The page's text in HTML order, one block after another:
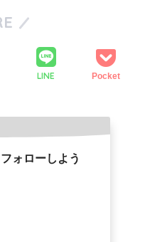
LINE Pocket
ォローしよう